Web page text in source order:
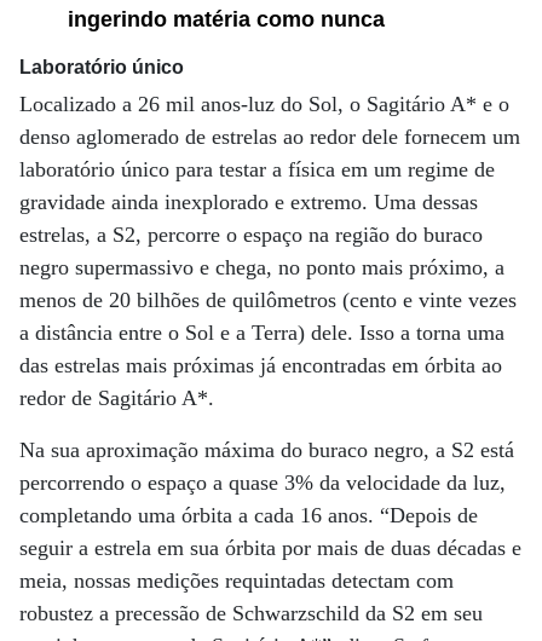
ingerindo matéria como nunca
Laboratório único
Localizado a 26 mil anos-luz do Sol, o Sagitário A* e o
denso aglomerado de estrelas ao redor dele fornecem um
laboratório único para testar a física em um regime de
gravidade ainda inexplorado e extremo. Uma dessas
estrelas, a S2, percorre o espaço na região do buraco
negro supermassivo e chega, no ponto mais próximo, a
menos de 20 bilhões de quilômetros (cento e vinte vezes
a distância entre o Sol e a Terra) dele. Isso a torna uma
das estrelas mais próximas já encontradas em órbita ao
redor de Sagitário A*.
Na sua aproximação máxima do buraco negro, a S2 está
percorrendo o espaço a quase 3% da velocidade da luz,
completando uma órbita a cada 16 anos. “Depois de
seguir a estrela em sua órbita por mais de duas décadas e
meia, nossas medições requintadas detectam com
robustez a precessão de Schwarzschild da S2 em seu